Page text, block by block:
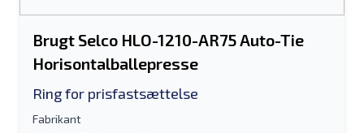
Brugt Selco HLO-1210-AR75 Auto-Tie
Horisontalballepresse
Ring for prisfastsættelse
Fabrikant